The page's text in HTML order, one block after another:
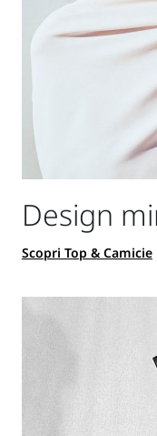
Design
Scopri Top & Camicie